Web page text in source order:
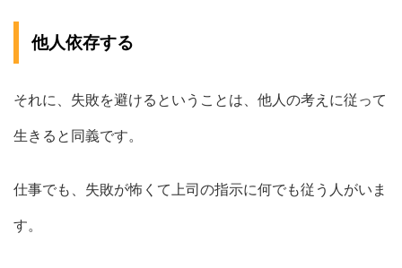
他人依存する
それに、失敗を避けるということは、他人の考えに従って
生きると同義です。
仕事でも、失敗が怖くて上司の指示に何でも従う人がいま
す。